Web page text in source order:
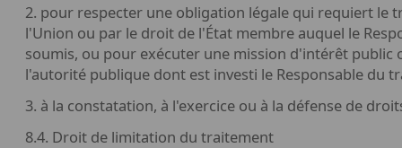
2. pour respecter une obligation légale qui requiert le
l'Union ou par le droit de l'État membre auquel le
soumis, ou pour exécuter une mission d'intérêt public
l'autorité publique dont est investi le Responsable du
3. à la constatation, à l'exercice ou à la défense de
8.4. Droit de limitation du traitement